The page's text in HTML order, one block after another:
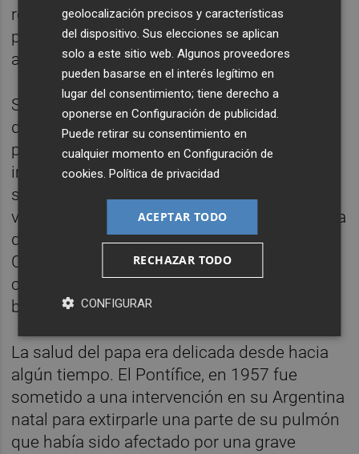
reclusos de diversas nacionalidades, que
participaban habitualmente en las
actividades y catequesis.
Su última aparición en público fue este
domingo de Resureción desde el balcón
principal de la basílica de San Pedro para
impartir la bendición 'Urbi et Orbi'. Durante
su convalecencia, además de recibir al
vicepresidente de EEUU, el papa tuvo la visita
del rey
Carlos IIIde Inglaterra y la Reina
Camila que estuvieron con el papa
coincidiendo con el 20º aniversario de su
boda.
La salud del papa era delicada desde hacia
algún tiempo. El Pontífice, en 1957 fue
sometido a una intervención en su Argentina
natal para extirparle una parte de su pulmón
que había sido afectado por una grave
geolocalización precisos y características
del dispositivo. Sus elecciones se aplican
solo a este sitio web. Algunos proveedores
pueden basarse en el interés legítimo en
lugar del consentimiento; tiene derecho a
oponerse enConfiguración de publicidad
Puede retirar su consentimiento en
cualquier momento enConfiguración de
cookies .Política de privacidad
ACEPTAR TODO
RECHAZAR TODO
CONFIGURAR